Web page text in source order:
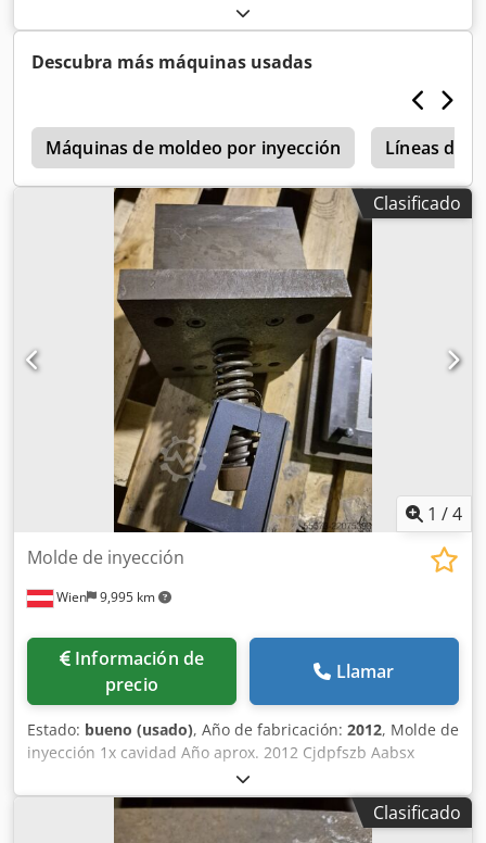
Descubra más máquinas usadas
Máquinas de moldeo por inyección Líneas de
Clasificado
1 /4
Wien 9,995 km
Molde de inyección
Información de
precio
Llamar
Estado: bueno (usado), Año de fabricación: 2012, Molde de
inyección 1x cavidad Año aprox. 2012 Cjdpfszb Aabsx
Clasificado